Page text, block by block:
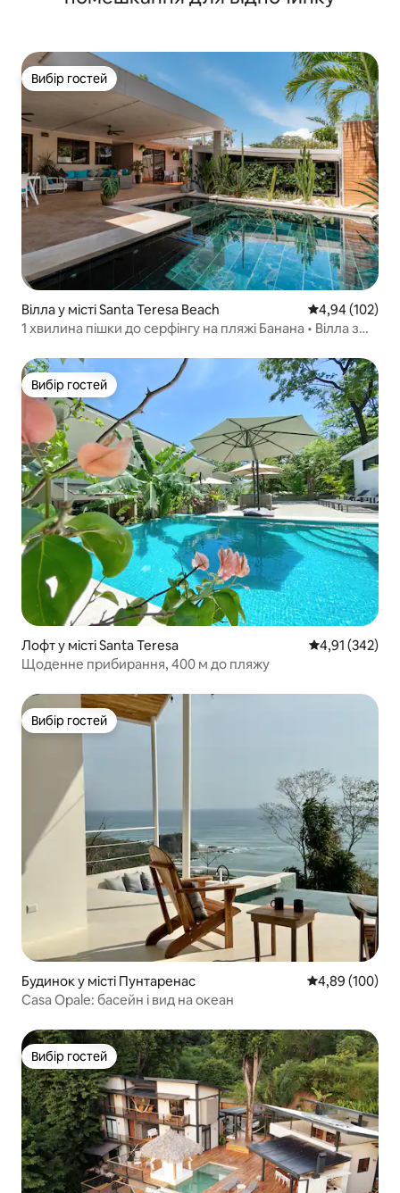
Вибір гостей
Вибір гостей
Вілла у місті Santa Teresa Beach Середня
4,94 (102)
1 хвилина пішки до серфінгу на пляжі Банана • Вілла з
Вибір гостей
Вибір гостей
Лофт у місті Santa Teresa Середня
4,91 (342)
Щоденне прибирання, 400 м до пляжу
Вибір гостей
Вибір гостей
Будинок у місті Пунтаренас Середня
4,89 (100)
Casa Opale: басейн і вид на океан
Вибір гостей
Вибір гостей